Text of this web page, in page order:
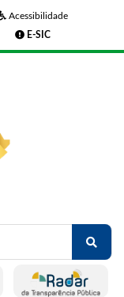
Acessibilidade
E-SIC